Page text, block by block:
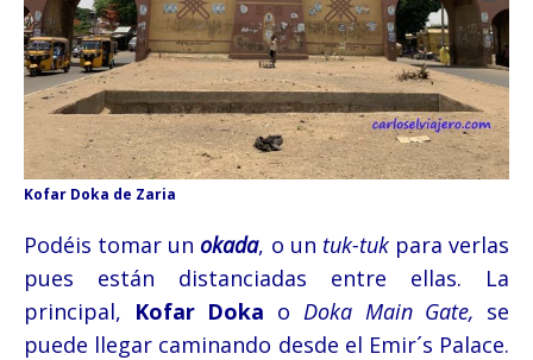
Kofar Doka de Zaria
Podéis tomar un okada, o un tuk-tukpara verlas
pues están distanciadas entre ellas. La
principal, Kofar Doka o Doka Main Gate, se
puede llegar caminando desde el Emir´s Palace.